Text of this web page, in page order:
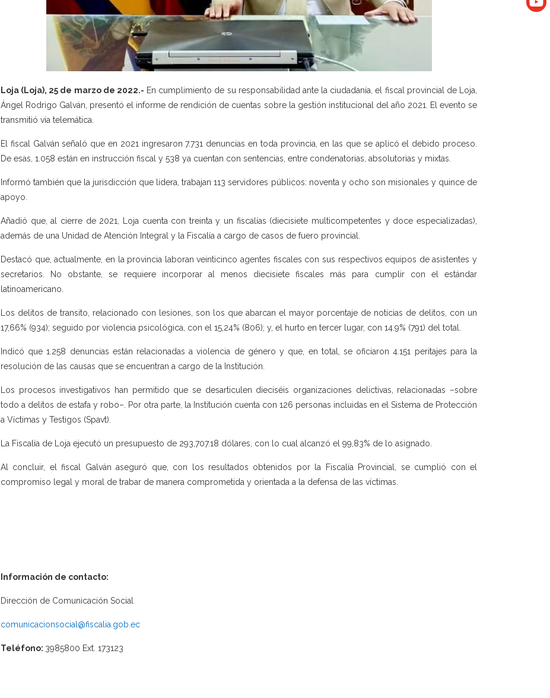
Loja (Loja), 25 de marzo de 2022.- En cumplimiento de su responsabilidad ante la ciudadanía, el fiscal provincial de Loja,
Ángel Rodrigo Galván, presentó el informe de rendición de cuentas sobre la gestión institucional del año 2021. El evento se
transmitió vía telemática.
El fiscal Galván señaló que en 2021 ingresaron 7.731 denuncias en toda provincia, en las que se aplicó el debido proceso.
De esas, 1.058 están en instrucción fiscal y 538 ya cuentan con sentencias, entre condenatorias, absolutorias y mixtas.
Informó también que la jurisdicción que lidera, trabajan 113 servidores públicos: noventa y ocho son misionales y quince de
apoyo.
Añadió que, al cierre de 2021, Loja cuenta con treinta y un fiscalías (diecisiete multicompetentes y doce especializadas),
además de una Unidad de Atención Integral y la Fiscalía a cargo de casos de fuero provincial.
Destacó que, actualmente, en la provincia laboran veinticinco agentes fiscales con sus respectivos equipos de asistentes y
secretarios. No obstante, se requiere incorporar al menos diecisiete fiscales más para cumplir con el estándar
latinoamericano.
Los delitos de transito, relacionado con lesiones, son los que abarcan el mayor porcentaje de noticias de delitos, con un
17,66% (934); seguido por violencia psicológica, con el 15,24% (806); y, el hurto en tercer lugar, con 14.9% (791) del total.
Indicó que 1.258 denuncias están relacionadas a violencia de género y que, en total, se oficiaron 4.151 peritajes para la
resolución de las causas que se encuentran a cargo de la Institución.
Los procesos investigativos han permitido que se desarticulen dieciséis organizaciones delictivas, relacionadas –sobre
todo a delitos de estafa y robo–. Por otra parte, la Institución cuenta con 126 personas incluidas en el Sistema de Protección
a Víctimas y Testigos (Spavt).
La Fiscalía de Loja ejecutó un presupuesto de 293,707.18 dólares, con lo cual alcanzó el 99,83% de lo asignado.
Al concluir, el fiscal Galván aseguró que, con los resultados obtenidos por la Fiscalía Provincial, se cumplió con el
compromiso legal y moral de trabar de manera comprometida y orientada a la defensa de las víctimas.
Información de contacto:
Dirección de Comunicación Social
comunicacionsocial@fiscalia.gob.ec
Teléfono: 3985800 Ext. 173123